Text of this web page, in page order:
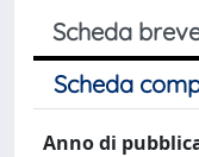
Scheda
Scheda
Anno di